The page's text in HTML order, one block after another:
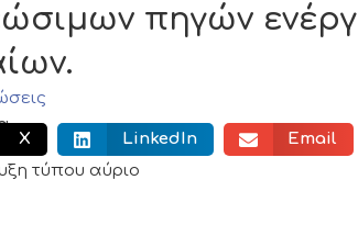
πηγών
X LinkedIn
Email
τύπου αύριο